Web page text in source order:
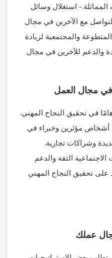
استغلال وسائل
مع الآخرين في مجال
والمجتمعية لزيادة
والدعم للآخرين في مجال
في مجال العمل
في تحقيق النجاح المهني.
مؤثرين وخبراء في
وشراكات تجارية.
الاجتماعية الثقة والدعم
على تحقيق النجاح المهني
عملك